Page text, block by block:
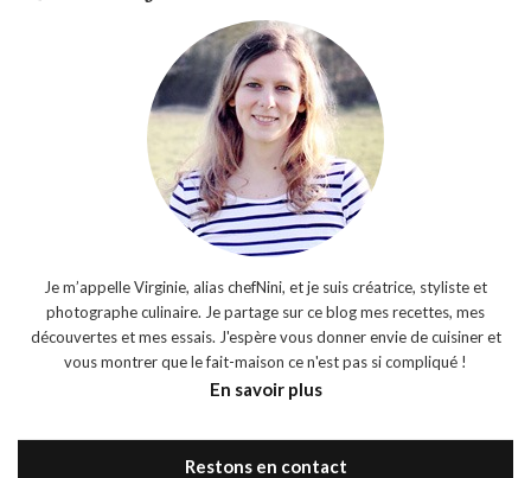
Je m’appelle Virginie, alias chefNini, et je suis créatrice, styliste et
photographe culinaire. Je partage sur ce blog mes recettes, mes
découvertes et mes essais. J'espère vous donner envie de cuisiner et
vous montrer que le fait-maison ce n'est pas si compliqué !
En savoir plus
Restons en contact